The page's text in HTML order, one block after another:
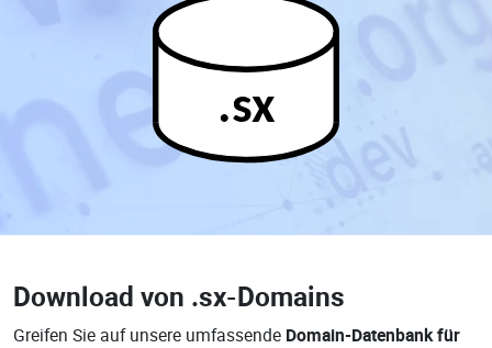
.sx
Download von .sx-Domains
Greifen Sie auf unsere umfassende Domain-Datenbank für